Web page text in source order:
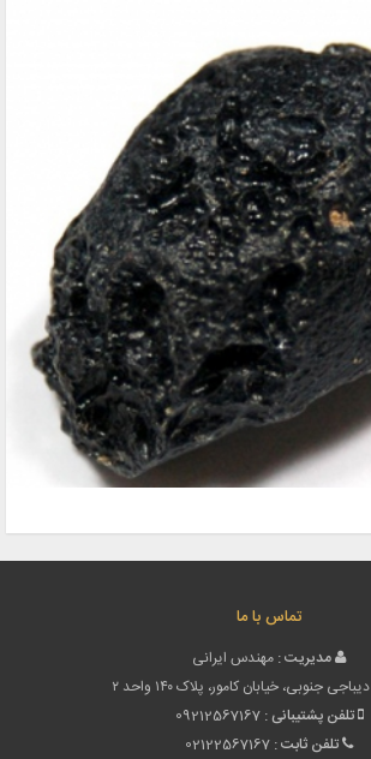
تماس با ما
مدیریت : مهندس ایرانی
دیباجی جنوبی، خیابان کامور، پلاک ۱۴۰ واحد ۲
تلفن پشتیبانی : 09212567167
تلفن ثابت : 02122567167